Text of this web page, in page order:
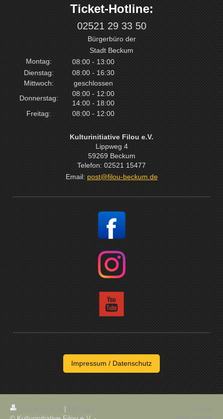
Ticket-Hotline:
02521 29 33 50
Bürgerbüro der
Stadt Beckum
Montag:
08:00 - 13:00
Dienstag:
08:00 - 16:30
Mittwoch:
geschlossen
Donnerstag:
08:00 - 12:00
14:00 - 18:00
Freitag:
08:00 - 12:00
Kulturinitiative Filou e.V.
Lippweg 4
59269 Beckum
Telefon: 02521 15477
Email: post@filou-beckum.de
Impressum / Datenschutz
|